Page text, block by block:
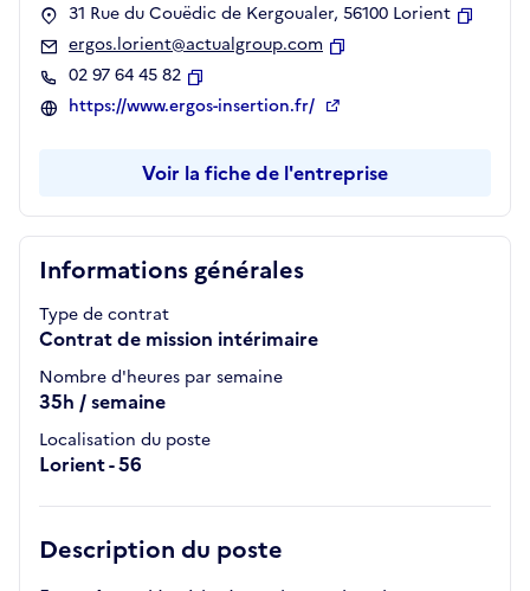
Informations générales
Type de contrat
Contrat de mission intérimaire
Nombre d'heures par semaine
35h / semaine
Localisation du poste
Lorient - 56
Description du poste
31 Rue du Couëdic de Kergoualer, 56100 Lorient
ergos.lorient@actualgroup.com
02 97 64 45 82
Copier
https://www.ergos-insertion.fr/
Voir la fiche de l'entreprise